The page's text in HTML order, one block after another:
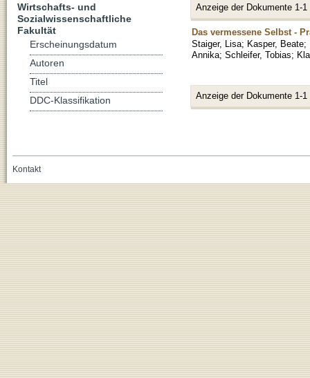
Anzeige der Dokumente 1-1
Das vermessene Selbst -
Staiger, Lisa; Kasper, Beate;
Annika; Schleifer, Tobias;
Anzeige der Dokumente 1-1
Wirtschafts- und
Sozialwissenschaftliche
Fakultät
Erscheinungsdatum
Autoren
Titel
DDC-Klassifikation
Kontakt